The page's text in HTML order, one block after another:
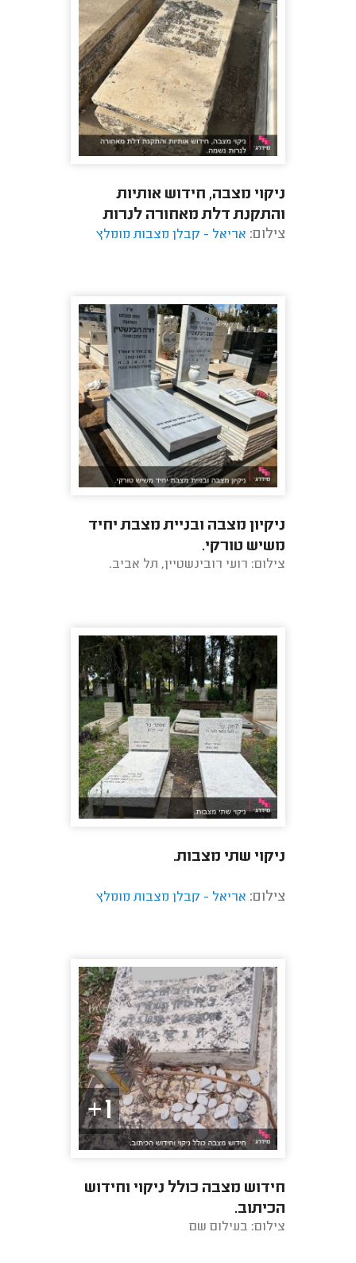
ניקוי מצבה, חידוש אותיות
והתקנת דלת מאחורה לנרות
נשמה.
צילום: אריאל - קבלן מצבות מומלץ
ניקיון מצבה ובניית מצבת יחיד
משיש טורקי.
צילום: רועי רובינשטיין, תל אביב.
ניקוי שתי מצבות.
צילום: אריאל - קבלן מצבות מומלץ
1+
חידוש מצבה כולל ניקוי וחידוש
הכיתוב.
צילום: בעילום שם